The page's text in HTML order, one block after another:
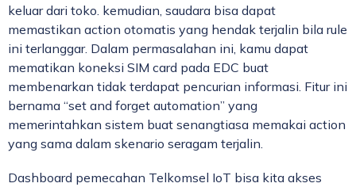
keluar dari toko. kemudian, saudara bisa dapat
memastikan action otomatis yang hendak terjalin bila rule
ini terlanggar. Dalam permasalahan ini, kamu dapat
mematikan koneksi SIM card pada EDC buat
membenarkan tidak terdapat pencurian informasi. Fitur ini
bernama “set and forget automation” yang
memerintahkan sistem buat senangtiasa memakai action
yang sama dalam skenario seragam terjalin.
Dashboard pemecahan Telkomsel IoT bisa kita akses